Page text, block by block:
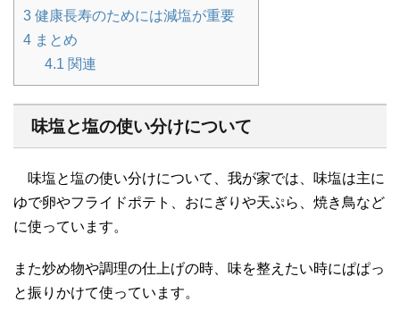
3 健康長寿のためには減塩が重要
4 まとめ
4.1 関連
味塩と塩の使い分けについて
味塩と塩の使い分けについて、我が家では、味塩は主に
ゆで卵やフライドポテト、おにぎりや天ぷら、焼き鳥など
に使っています。
また炒め物や調理の仕上げの時、味を整えたい時にぱぱっ
と振りかけて使っています。